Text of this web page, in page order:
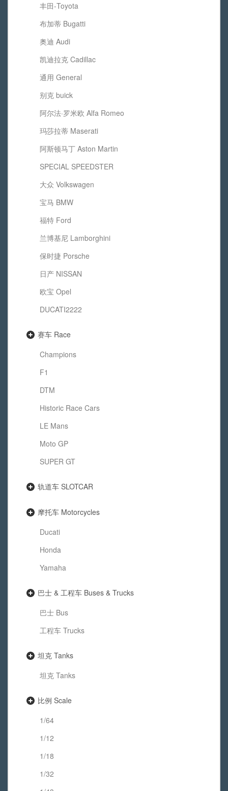
丰田-Toyota
布加蒂 Bugatti
奥迪 Audi
凯迪拉克 Cadillac
通用 General
别克 buick
阿尔法·罗米欧 Alfa Romeo
玛莎拉蒂 Maserati
阿斯顿马丁 Aston Martin
SPECIAL SPEEDSTER
大众 Volkswagen
宝马 BMW
福特 Ford
兰博基尼 Lamborghini
保时捷 Porsche
日产 NISSAN
欧宝 Opel
DUCATI2222
赛车 Race
Champions
F1
DTM
Historic Race Cars
LE Mans
Moto GP
SUPER GT
轨道车 SLOTCAR
摩托车 Motorcycles
Ducati
Honda
Yamaha
巴士 & 工程车 Buses & Trucks
巴士 Bus
工程车 Trucks
坦克 Tanks
坦克 Tanks
比例 Scale
1/64
1/12
1/18
1/32